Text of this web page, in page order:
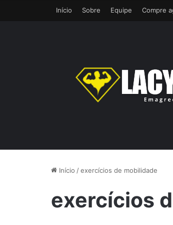
Início Sobre Equipe Compre
Início /exercícios de mobilidade
exercícios